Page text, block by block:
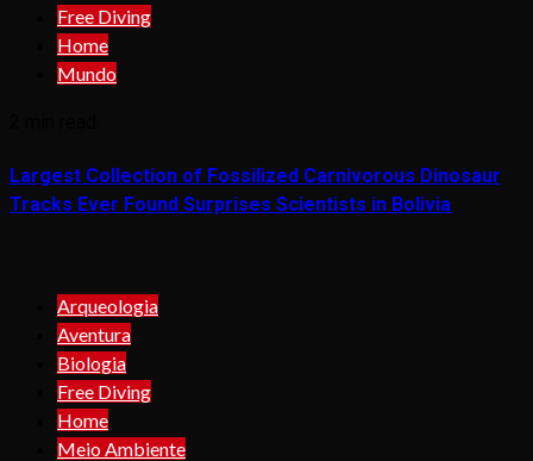
Free Diving
Home
Mundo
Largest Collection of Fossilized Carnivorous Dinosaur
Tracks Ever Found Surprises Scientists in Bolivia
Arqueologia
Aventura
Biologia
Free Diving
Home
Meio Ambiente